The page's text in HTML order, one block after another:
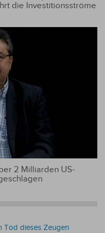
die Investitionsströme
2 Milliarden US-
Tod dieses Zeugen